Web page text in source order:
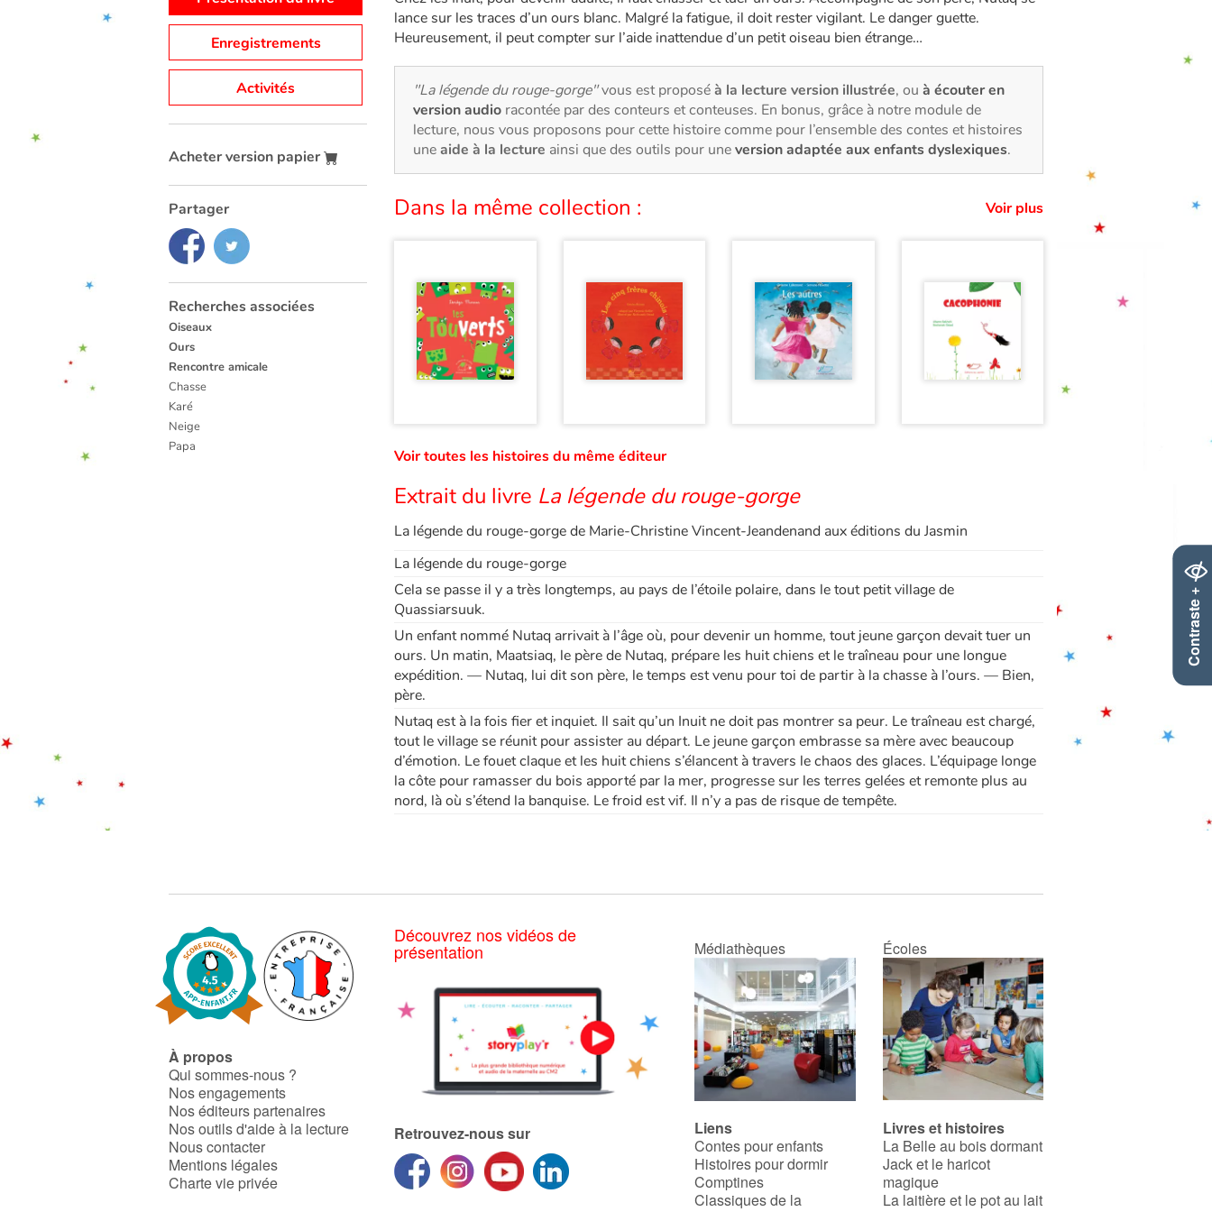
Contraste +
Enregistrements
Activités
Acheter version papier
Partager
Recherches associées
Oiseaux
Ours
Rencontre amicale
Chasse
Karé
Neige
Papa
lance sur les traces d’un ours blanc. Malgré la fatigue, il doit rester vigilant. Le danger guette.
Heureusement, il peut compter sur l’aide inattendue d’un petit oiseau bien étrange…
"La légende du rouge-gorge"vous est proposéà la lecture version illustrée, ou à écouter en
version audio racontée par des conteurs et conteuses. En bonus, grâce à notre module de
lecture, nous vous proposons pour cette histoire comme pour l’ensemble des contes et histoires
uneaide à la lecture ainsi que des outils pour uneversion adaptée aux enfants dyslexiques.
Dans la même collection : Voir plus
Voir toutes les histoires du même éditeur
Extrait du livre La légende du rouge-gorge
La légende du rouge-gorge de Marie-Christine Vincent-Jeandenand aux éditions du Jasmin
La légende du rouge-gorge
Cela se passe il y a très longtemps, au pays de l’étoile polaire, dans le tout petit village de
Quassiarsuuk.
Un enfant nommé Nutaq arrivait à l’âge où, pour devenir un homme, tout jeune garçon devait tuer un
ours. Un matin, Maatsiaq, le père de Nutaq, prépare les huit chiens et le traîneau pour une longue
expédition. — Nutaq, lui dit son père, le temps est venu pour toi de partir à la chasse à l’ours. — Bien,
père.
Nutaq est à la fois fier et inquiet. Il sait qu’un Inuit ne doit pas montrer sa peur. Le traîneau est chargé,
tout le village se réunit pour assister au départ. Le jeune garçon embrasse sa mère avec beaucoup
d’émotion. Le fouet claque et les huit chiens s’élancent à travers le chaos des glaces. L’équipage longe
la côte pour ramasser du bois apporté par la mer, progresse sur les terres gelées et remonte plus au
nord, là où s’étend la banquise. Le froid est vif. Il n’y a pas de risque de tempête.
À propos
Qui sommes-nous ?
Nos engagements
Nos éditeurs partenaires
Nos outils d'aide à la lecture
Nous contacter
Mentions légales
Charte vie privée
Découvrez nos vidéos de
présentation
Retrouvez-nous sur
Médiathèques Écoles
Liens
Contes pour enfants
Histoires pour dormir
Comptines
Classiques de la
Livres et histoires
La Belle au bois dormant
Jack et le haricot
magique
La laitière et le pot au lait